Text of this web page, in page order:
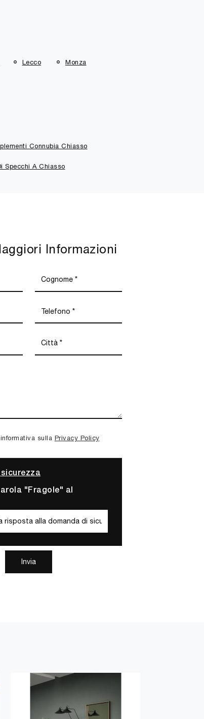
Lecco Monza
Connubia Chiasso
Specchi A Chiasso
Informazioni
sulla Privacy Policy
sicurezza
"Fragole" al
Invia